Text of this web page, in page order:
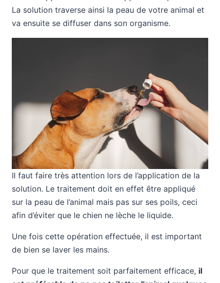
La solution traverse ainsi la peau de votre animal et
va ensuite se diffuser dans son organisme.
Il faut faire très attention lors de l’application de la
solution. Le traitement doit en effet être appliqué
sur la peau de l’animal mais pas sur ses poils, ceci
afin d’éviter que le chien ne lèche le liquide.
Une fois cette opération effectuée, il est important
de bien se laver les mains.
Pour que le traitement soit parfaitement efficace, il